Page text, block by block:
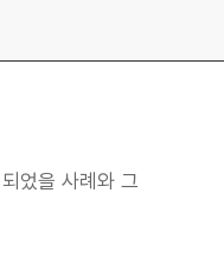
었을 사례와 그